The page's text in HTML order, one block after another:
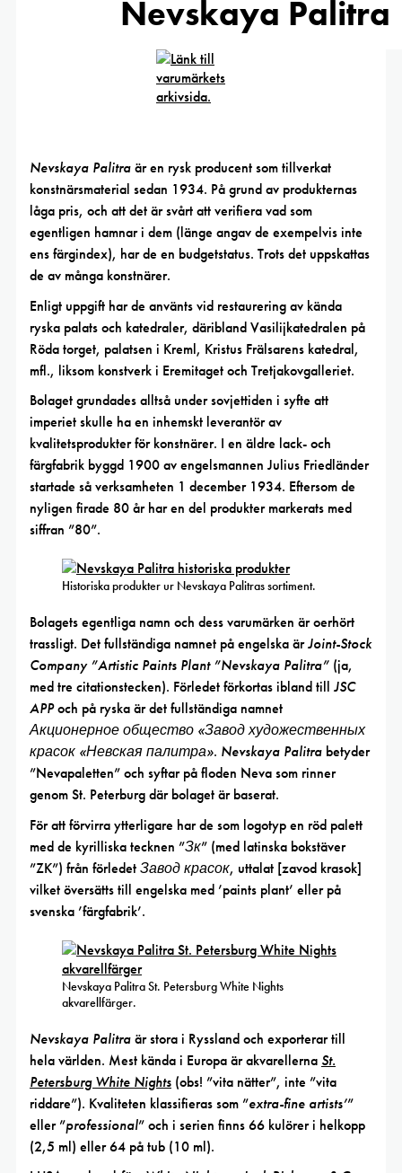
Nevskaya Palitra
Nevskaya Palitraär en rysk producent som tillverkat
konstnärsmaterial sedan 1934. På grund av produkternas
låga pris, och att det är svårt att verifiera vad som
egentligen hamnar i dem (länge angav de exempelvis inte
ens färgindex), har de en budgetstatus. Trots det uppskattas
de av många konstnärer.
Enligt uppgift har de använts vid restaurering av kända
ryska palats och katedraler, däribland Vasilijkatedralen på
Röda torget, palatsen i Kreml, Kristus Frälsarens katedral,
mfl., liksom konstverk i Eremitaget och Tretjakovgalleriet.
Bolaget grundades alltså under sovjettiden i syfte att
imperiet skulle ha en inhemskt leverantör av
kvalitetsprodukter för konstnärer. I en äldre lack- och
färgfabrik byggd 1900 av engelsmannen Julius Friedländer
startade så verksamheten 1 december 1934. Eftersom de
nyligen firade 80 år har en del produkter markerats med
siffran ”80”.
Historiska produkter ur Nevskaya Palitras sortiment.
Bolagets egentliga namn och dess varumärken är oerhört
trassligt. Det fullständiga namnet på engelska ärJoint-Stock
Company ”Artistic Paints Plant ”Nevskaya Palitra” (ja,
med tre citationstecken). Förledet förkortas ibland till JSC
APPoch på ryska är det fullständiga namnet
Акционерное общество «Завод художественных
красок «Невская палитра». Nevskaya Palitra betyder
”Nevapaletten” och syftar på floden Neva som rinner
genom St. Peterburg där bolaget är baserat.
För att förvirra ytterligare har de som logotyp en röd palett
med de kyrilliska tecknen ”Зк” (med latinska bokstäver
”ZK”) från förledetЗавод красок, uttalat [zavod krasok]
vilket översätts till engelska med ’paints plant’ eller på
svenska ’färgfabrik’.
Nevskaya Palitra St. Petersburg White Nights
akvarellfärger.
Nevskaya Palitraär stora i Ryssland och exporterar till
hela världen. Mest kända i Europa är akvarellerna St.
Petersburg White Nights (obs! ”vita nätter”, inte ”vita
riddare”). Kvaliteten klassifieras som ”extra-fine artists’”
eller ”professional” och i serien finns 66 kulörer i helkopp
(2,5 ml) eller 64 på tub (10 ml).